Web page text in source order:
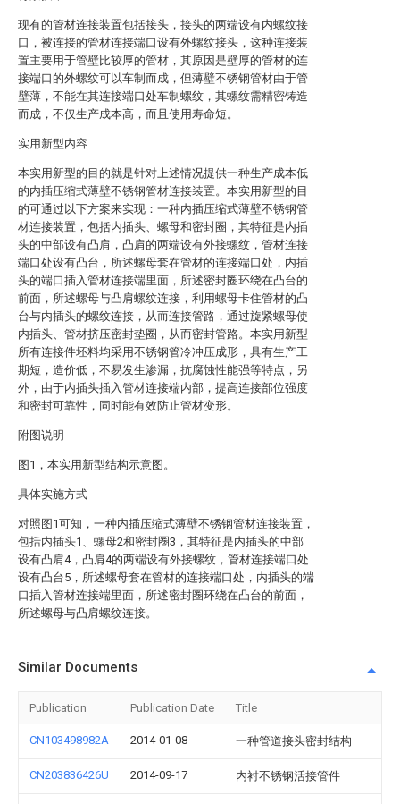
现有的管材连接装置包括接头，接头的两端设有内螺纹接
口，被连接的管材连接端口设有外螺纹接头，这种连接装
置主要用于管壁比较厚的管材，其原因是壁厚的管材的连
接端口的外螺纹可以车制而成，但薄壁不锈钢管材由于管
壁薄，不能在其连接端口处车制螺纹，其螺纹需精密铸造
而成，不仅生产成本高，而且使用寿命短。
实用新型内容
本实用新型的目的就是针对上述情况提供一种生产成本低
的内插压缩式薄壁不锈钢管材连接装置。本实用新型的目
的可通过以下方案来实现：一种内插压缩式薄壁不锈钢管
材连接装置，包括内插头、螺母和密封圈，其特征是内插
头的中部设有凸肩，凸肩的两端设有外接螺纹，管材连接
端口处设有凸台，所述螺母套在管材的连接端口处，内插
头的端口插入管材连接端里面，所述密封圈环绕在凸台的
前面，所述螺母与凸肩螺纹连接，利用螺母卡住管材的凸
台与内插头的螺纹连接，从而连接管路，通过旋紧螺母使
内插头、管材挤压密封垫圈，从而密封管路。本实用新型
所有连接件坯料均采用不锈钢管冷冲压成形，具有生产工
期短，造价低，不易发生渗漏，抗腐蚀性能强等特点，另
外，由于内插头插入管材连接端内部，提高连接部位强度
和密封可靠性，同时能有效防止管材变形。
附图说明
图1，本实用新型结构示意图。
具体实施方式
对照图1可知，一种内插压缩式薄壁不锈钢管材连接装置，
包括内插头1、螺母2和密封圈3，其特征是内插头的中部
设有凸肩4，凸肩4的两端设有外接螺纹，管材连接端口处
设有凸台5，所述螺母套在管材的连接端口处，内插头的端
口插入管材连接端里面，所述密封圈环绕在凸台的前面，
所述螺母与凸肩螺纹连接。
Similar Documents
Publication Publication Date Title
CN103498982A 2014-01-08 一种管道接头密封结构
CN203836426U 2014-09-17 内衬不锈钢活接管件